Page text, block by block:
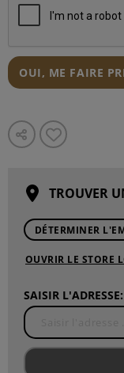
OUI, ME FAIRE
TROUVER
DÉTERMINER
OUVRIR LE STORE
SAISIR L'ADRESSE: